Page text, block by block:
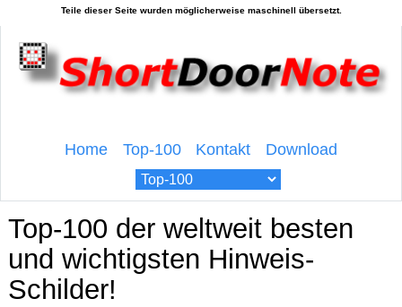
Home Top-100 Kontakt Download
Top-100 der weltweit besten
und wichtigsten Hinweis-
Schilder!